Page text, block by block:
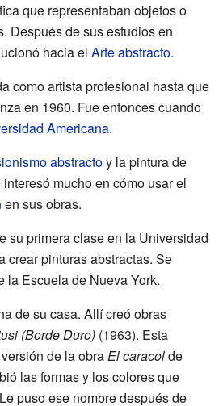
que representaban objetos o
Después de sus estudios en
hacia el Arte abstracto.
como artista profesional hasta que
en 1960. Fue entonces cuando
Americana.
abstractoy la pintura de
mucho en cómo usar el
en sus obras.
su primera clase en la Universidad
crear pinturas abstractas. Se
la Escuela de Nueva York.
de su casa. Allí creó obras
(Borde Duro) (1963). Esta
de la obraEl caracolde
las formas y los colores que
puso ese nombre después de